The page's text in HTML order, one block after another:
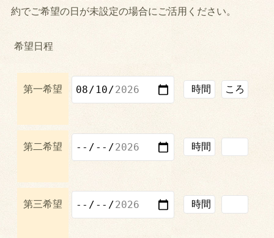
約でご希望の日が未設定の場合にご活用ください。
希望日程
第一希望
第二希望
第三希望